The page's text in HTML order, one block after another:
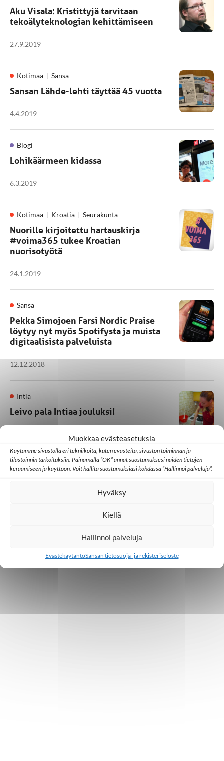
Muokkaa evästeasetuksia
Käytämme sivustolla eri tekniikoita, kuten evästeitä, sivuston toiminnan ja
tilastoinnin tarkoituksiin. Painamalla ”OK” annat suostumuksesi näiden tietojen
keräämiseen ja käyttöön. Voit hallita suostumuksiasi kohdassa ”Hallinnoi palveluja”.
Hyväksy
Kiellä
Hallinnoi palveluja
EvästekäytäntöSansan tietosuoja- ja rekisteriseloste
Aku Visala: Kristittyjä tarvitaan
tekoälyteknologian kehittämiseen
27.9.2019
Kotimaa Sansa
Sansan Lähde-lehti täyttää 45 vuotta
4.4.2019
Blogi
Lohikäärmeen kidassa
6.3.2019
Kotimaa Kroatia Seurakunta
Nuorille kirjoitettu hartauskirja
#voima365 tukee Kroatian
nuorisotyötä
24.1.2019
Sansa
Pekka Simojoen Farsi Nordic Praise
löytyy nyt myös Spotifysta ja muista
digitaalisista palveluista
12.12.2018
Intia
Leivo pala Intiaa jouluksi!